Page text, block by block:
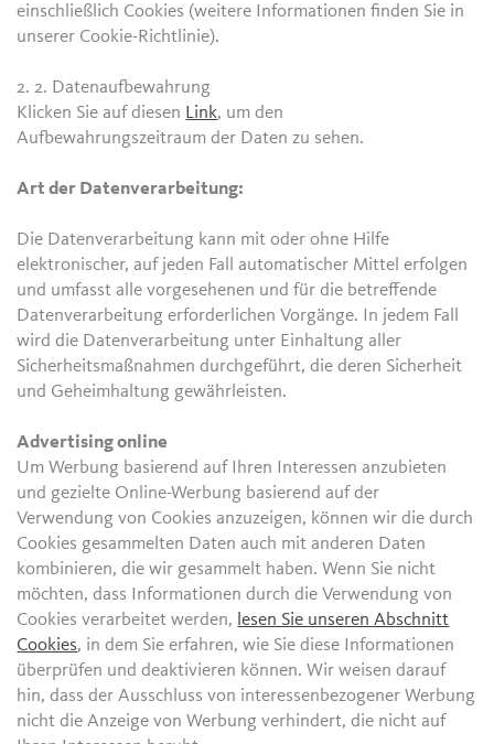
einschließlich Cookies (weitere Informationen finden Sie in
unserer Cookie-Richtlinie).
2. 2. Datenaufbewahrung
Klicken Sie auf diesen Link, um den
Aufbewahrungszeitraum der Daten zu sehen.
Art der Datenverarbeitung:
Die Datenverarbeitung kann mit oder ohne Hilfe
elektronischer, auf jeden Fall automatischer Mittel erfolgen
und umfasst alle vorgesehenen und für die betreffende
Datenverarbeitung erforderlichen Vorgänge. In jedem Fall
wird die Datenverarbeitung unter Einhaltung aller
Sicherheitsmaßnahmen durchgeführt, die deren Sicherheit
und Geheimhaltung gewährleisten.
Advertising online
Um Werbung basierend auf Ihren Interessen anzubieten
und gezielte Online-Werbung basierend auf der
Verwendung von Cookies anzuzeigen, können wir die durch
Cookies gesammelten Daten auch mit anderen Daten
kombinieren, die wir gesammelt haben. Wenn Sie nicht
möchten, dass Informationen durch die Verwendung von
Cookies verarbeitet werden, lesen Sie unseren Abschnitt
Cookies, in dem Sie erfahren, wie Sie diese Informationen
überprüfen und deaktivieren können. Wir weisen darauf
hin, dass der Ausschluss von interessenbezogener Werbung
nicht die Anzeige von Werbung verhindert, die nicht auf